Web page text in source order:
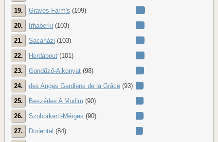
19. Graves Farm's (109)
20. Irhaberki (103)
21. Sacaházi (103)
22. Herdabout (101)
23. Gondűző-Alkonyat (98)
24. des Anges Gardiens de la Grâce (93)
25. Beszédes A Mudim (90)
26. Szoborkerti-Mérges (90)
27. Doriental (84)